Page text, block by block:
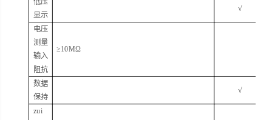
显示
√
电压
测量
输入
阻抗
≥10MΩ
数据
保持
√
zui